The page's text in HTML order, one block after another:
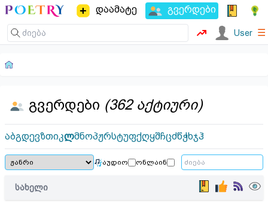
დაამატე გვერდები
User ☰
გვერდები (362 აქტიური)
აბგდევზთიკლმნოპჟრსტუფქღყშჩცძწჭხჯჰ
აუდიო ონლაინ
სახელი